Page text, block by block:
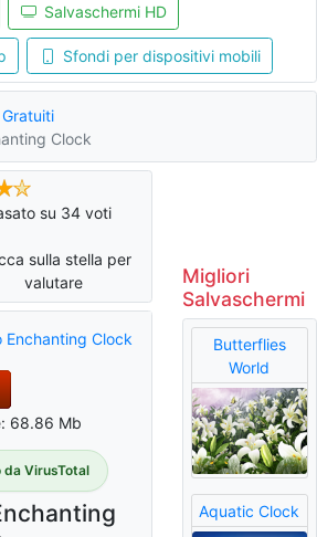
Salvaschermi HD
Sfondi per dispositivi mobili
Clock
su 34 voti
sulla stella per
valutare
Enchanting Clock
68.86 Mb
VirusTotal
Migliori
Salvaschermi
Butterflies
World
Aquatic Clock